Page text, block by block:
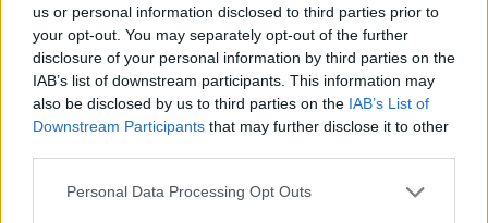
us or personal information disclosed to third parties prior to
your opt-out. You may separately opt-out of the further
disclosure of your personal information by third parties on the
IAB’s list of downstream participants. This information may
also be disclosed by us to third parties on the IAB’s List of
Downstream Participants that may further disclose it to other
Personal Data Processing Opt Outs
πολλαπλά πατάρια, τα οποία δημιούργησαν
ένα ενδιαφέρον σύνολο σε σχέση με τα
υφιστάμενα διαφορετικά επίπεδα εντός της
κατοικίας.Η χρήση του εσωτερικού ύψους